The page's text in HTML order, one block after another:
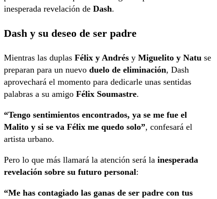
inesperada revelación de Dash.
Dash y su deseo de ser padre
Mientras las duplas Félix y Andrés y Miguelito y Natu se
preparan para un nuevo duelo de eliminación, Dash
aprovechará el momento para dedicarle unas sentidas
palabras a su amigo Félix Soumastre.
“Tengo sentimientos encontrados, ya se me fue el
Malito y si se va Félix me quedo solo”, confesará el
artista urbano.
Pero lo que más llamará la atención será la inesperada
revelación sobre su futuro personal:
“Me has contagiado las ganas de ser padre con tus